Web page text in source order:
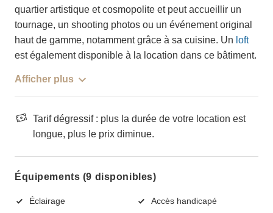
quartier artistique et cosmopolite et peut accueillir un
tournage, un shooting photos ou un événement original
haut de gamme, notamment grâce à sa cuisine. Un loft
est également disponible à la location dans ce bâtiment.
Afficher plus
Tarif dégressif : plus la durée de votre location est
longue, plus le prix diminue.
Équipements (9 disponibles)
Éclairage Accès handicapé